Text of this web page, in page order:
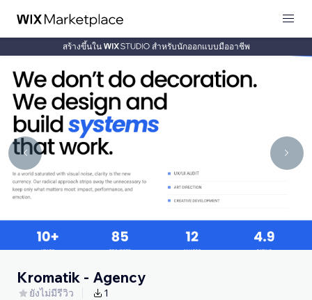
สร้างขึ้นใน สำหรับนักออกแบบมืออาชีพ
Kromatik - Agency
ยังไม่มีรีวิว 1